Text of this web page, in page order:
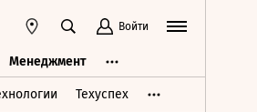
Войти
Менеджмент
Техуспех